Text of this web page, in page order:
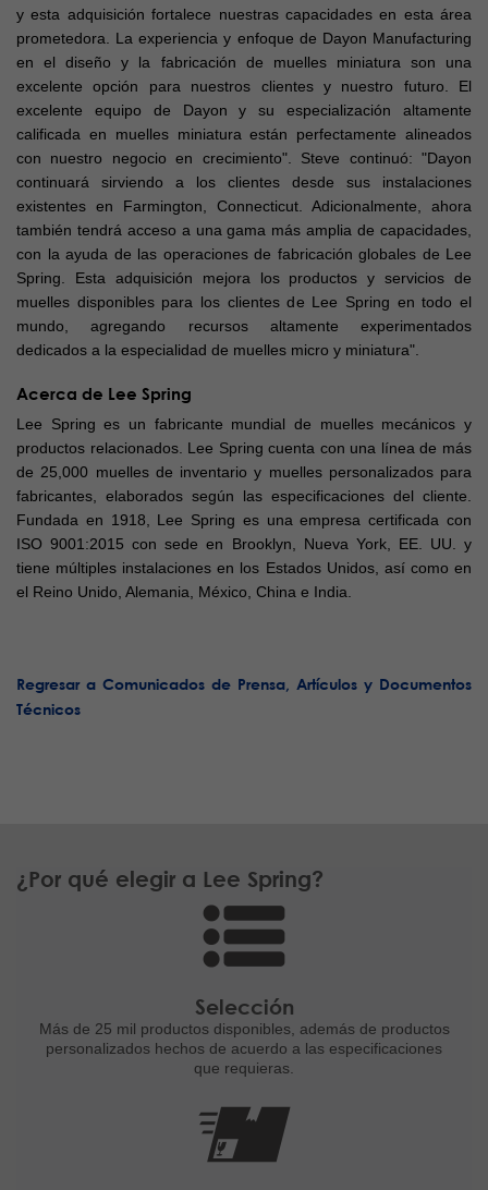
y esta adquisición fortalece nuestras capacidades en esta área
prometedora. La experiencia y enfoque de Dayon Manufacturing
en el diseño y la fabricación de muelles miniatura son una
excelente opción para nuestros clientes y nuestro futuro. El
excelente equipo de Dayon y su especialización altamente
calificada en muelles miniatura están perfectamente alineados
con nuestro negocio en crecimiento". Steve continuó: "Dayon
continuará sirviendo a los clientes desde sus instalaciones
existentes en Farmington, Connecticut. Adicionalmente, ahora
también tendrá acceso a una gama más amplia de capacidades,
con la ayuda de las operaciones de fabricación globales de Lee
Spring. Esta adquisición mejora los productos y servicios de
muelles disponibles para los clientes de Lee Spring en todo el
mundo, agregando recursos altamente experimentados
dedicados a la especialidad de muelles micro y miniatura".
Acerca de Lee Spring
Lee Spring es un fabricante mundial de muelles mecánicos y
productos relacionados. Lee Spring cuenta con una línea de más
de 25,000 muelles de inventario y muelles personalizados para
fabricantes, elaborados según las especificaciones del cliente.
Fundada en 1918, Lee Spring es una empresa certificada con
ISO 9001:2015 con sede en Brooklyn, Nueva York, EE. UU. y
tiene múltiples instalaciones en los Estados Unidos, así como en
el Reino Unido, Alemania, México, China e India.
Regresar a Comunicados de Prensa, Artículos y Documentos
Técnicos
¿Por qué elegir a Lee Spring?
Selección
Más de 25 mil productos disponibles,
además de productos
personalizados hechos de acuerdo a las especificaciones
que requieras.